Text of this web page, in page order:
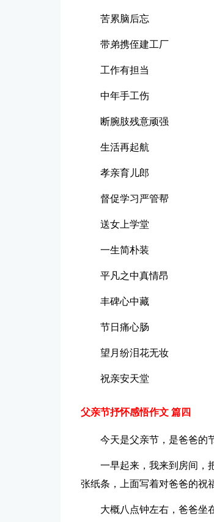
苦累脑后忘
带弟携侄建工厂
工作有担当
中年手工伤
断腕肢残意顽强
生活再起航
孝亲育儿郎
督促学习严管帮
送女上学堂
一生简朴装
平凡之中真情昂
丰碑心中藏
节日痛心肠
望月纷泪花无妆
祝亲安天堂
父亲节抒怀感悟作文 篇四
今天是父亲节，是爸爸的
一早起来，我来到房间，
张纸条，上面写着对爸爸的祝
大概八点钟左右，爸爸坐